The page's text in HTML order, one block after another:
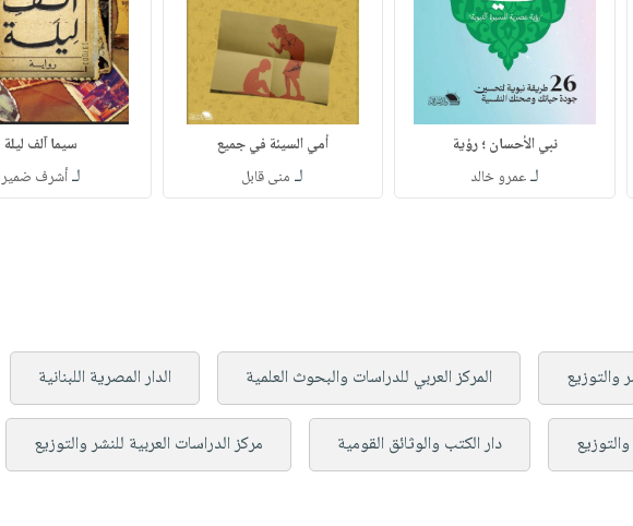
نبي الأحسان ؛ رؤية
لـعمرو خالد
أمي السيئة في جميع
لـ منى قابل
سيما آلف ليلة
لـأشرف ضمير
والتوزيع المركز العربي للدراسات والبحوث العلمية الدار المصرية اللبنانية
دار الكتب والوثائق القومية مركز الدراسات العربية للنشر والتوزيع